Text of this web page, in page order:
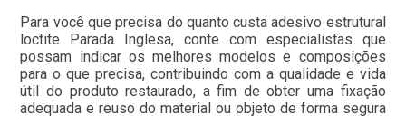
Para você que precisa do quanto custa adesivo estrutural
loctite Parada Inglesa, conte com especialistas que
possam indicar os melhores modelos e composições
para o que precisa, contribuindo com a qualidade e vida
útil do produto restaurado, a fim de obter uma fixação
adequada e reuso do material ou objeto de forma segura